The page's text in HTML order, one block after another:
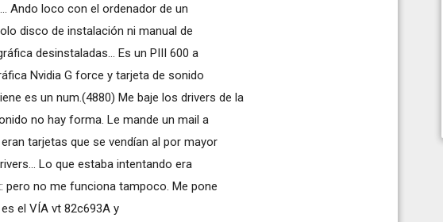
Ando loco con el ordenador de un
disco de instalación ni manual de
desinstaladas... Es un PIII 600 a
Nvidia G force y tarjeta de sonido
es un num.(4880) Me baje los drivers de la
no hay forma. Le mande un mail a
tarjetas que se vendían al por mayor
Lo que estaba intentando era
no me funciona tampoco. Me pone
el VÍA vt 82c693A y